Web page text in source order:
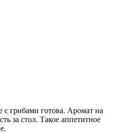
с грибами готова. Аромат на
за стол. Такое аппетитное